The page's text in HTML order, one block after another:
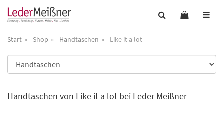
Start Shop Handtaschen Like it a lot
Handtaschen von Like it a lot bei Leder Meißner